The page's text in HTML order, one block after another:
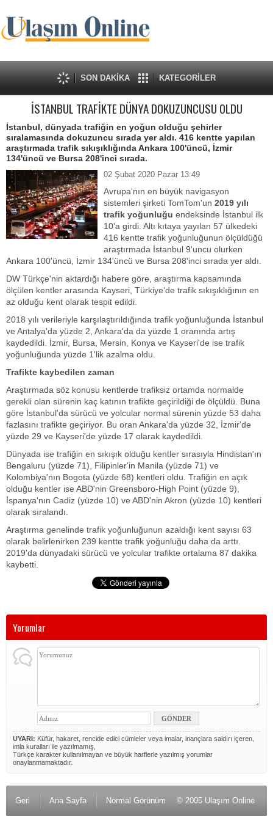
SON DAKİKA KATEGORİLER
İSTANBUL TRAFİKTE DÜNYA DOKUZUNCUSU OLDU
İstanbul, dünyada trafiğin en yoğun olduğu şehirler
sıralamasında dokuzuncu sırada yer aldı. 416 kentte yapılan
araştırmada trafik sıkışıklığında Ankara 100'üncü, İzmir
134'üncü ve Bursa 208'inci sırada.
02 Şubat 2020 Pazar 13:49
Avrupa'nın en büyük navigasyon
sistemleri şirketi TomTom'un 2019 yılı
trafik yoğunluğu endeksinde İstanbul ilk
10'a girdi. Altı kıtaya yayılan 57 ülkedeki
416 kentte trafik yoğunluğunun ölçüldüğü
araştırmada İstanbul 9'uncu olurken
Ankara 100'üncü, İzmir 134'üncü ve Bursa 208'inci sırada yer aldı.
DW Türkçe'nin aktardığı habere göre, araştırma kapsamında
ölçülen kentler arasında Kayseri, Türkiye'de trafik sıkışıklığının en
az olduğu kent olarak tespit edildi.
2018 yılı verileriyle karşılaştırıldığında trafik yoğunluğunda İstanbul
ve Antalya'da yüzde 2, Ankara'da da yüzde 1 oranında artış
kaydedildi. İzmir, Bursa, Mersin, Konya ve Kayseri'de ise trafik
yoğunluğunda yüzde 1'lik azalma oldu.
Trafikte kaybedilen zaman
Araştırmada söz konusu kentlerde trafiksiz ortamda normalde
gerekli olan sürenin kaç katının trafikte geçirildiği de ölçüldü. Buna
göre İstanbul'da sürücü ve yolcular normal sürenin yüzde 53 daha
fazlasını trafikte geçiriyor. Bu oran Ankara'da yüzde 32, İzmir'de
yüzde 29 ve Kayseri'de yüzde 17 olarak kaydedildi.
Dünyada ise trafiğin en sıkışık olduğu kentler sırasıyla Hindistan'ın
Bengaluru (yüzde 71), Filipinler'in Manila (yüzde 71) ve
Kolombiya'nın Bogota (yüzde 68) kentleri oldu. Trafiğin en açık
olduğu kentler ise ABD'nin Greensboro-High Point (yüzde 9),
İspanya'nın Cadiz (yüzde 10) ve ABD'nin Akron (yüzde 10) kentleri
olarak sıralandı.
Araştırma genelinde trafik yoğunluğunun azaldığı kent sayısı 63
olarak belirlenirken 239 kentte trafik yoğunluğu daha da arttı.
2019'da dünyadaki sürücü ve yolcular trafikte ortalama 87 dakika
kaybetti.
Yorumlar
UYARI: Küfür, hakaret, rencide edici cümleler veya imalar, inançlara saldırı içeren,
imla kuralları ile yazılmamış,
Türkçe karakter kullanılmayan ve büyük harflerle yazılmış yorumlar
onaylanmamaktadır.
Geri Ana Sayfa Normal Görünüm © 2005 Ulaşım Online